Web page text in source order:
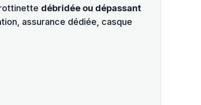
débridée ou dépassant
assurance dédiée, casque